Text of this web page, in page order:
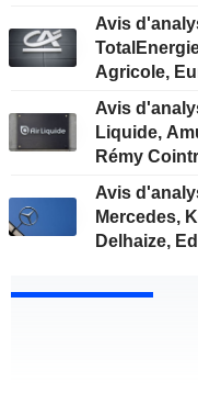
Avis
Agricole,
Avis
Liquide,
Rémy
Avis
Mercedes,
Delhaize,